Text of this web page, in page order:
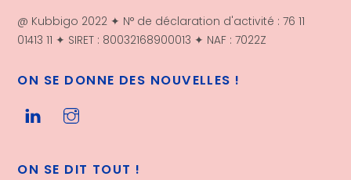
@ Kubbigo 2022 ✦ N° de déclaration d'activité : 76 11
01413 11 ✦ SIRET : 80032168900013 ✦ NAF : 7022Z
ON SE DONNE DES NOUVELLES !
ON SE DIT TOUT !